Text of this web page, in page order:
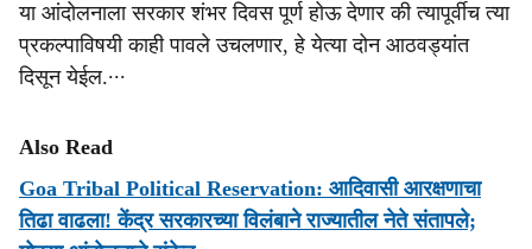
या आंदोलनाला सरकार शंभर दिवस पूर्ण होऊ देणार की त्यापूर्वीच त्या
प्रकल्पाविषयी काही पावले उचलणार, हे येत्या दोन आठवड्यांत
दिसून येईल.∙∙∙
Also Read
Goa Tribal Political Reservation: आदिवासी आरक्षणाचा
तिढा वाढला! केंद्र सरकारच्या विलंबाने राज्यातील नेते संतापले;